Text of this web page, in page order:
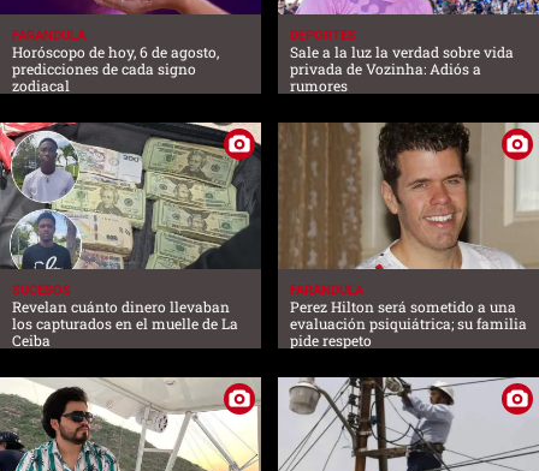
FARANDULA
Horóscopo de hoy, 6 de agosto,
predicciones de cada signo
zodiacal
DEPORTES
Sale a la luz la verdad sobre vida
privada de Vozinha: Adiós a
rumores
SUCESOS
Revelan cuánto dinero llevaban
los capturados en el muelle de La
Ceiba
FARANDULA
Perez Hilton será sometido a una
evaluación psiquiátrica; su familia
pide respeto